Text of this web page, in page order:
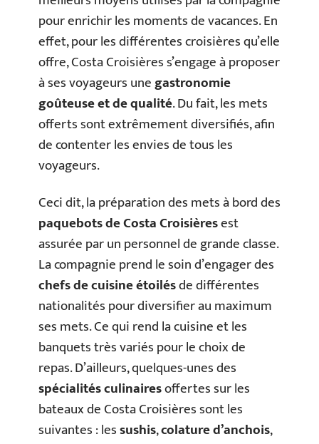
pour enrichir les moments de vacances. En
effet, pour les différentes croisières qu’elle
offre, Costa Croisières s’engage à proposer
à ses voyageurs unegastronomie
goûteuse et de qualité. Du fait, les mets
offerts sont extrêmement diversifiés, afin
de contenter les envies de tous les
voyageurs.
Ceci dit, la préparation des mets à bord des
paquebots de Costa Croisièresest
assurée par un personnel de grande classe.
La compagnie prend le soin d’engager des
chefs de cuisine étoilésde différentes
nationalités pour diversifier au maximum
ses mets. Ce qui rend la cuisine et les
banquets très variés pour le choix de
repas. D’ailleurs, quelques-unes des
spécialités culinairesoffertes sur les
bateaux de Costa Croisières sont les
suivantes : lessushis,colature d’anchois,